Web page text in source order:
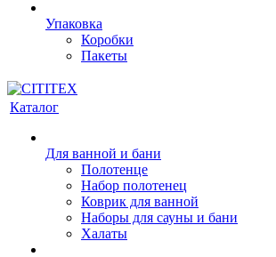
Упаковка
Коробки
Пакеты
Каталог
Для ванной и бани
Полотенце
Набор полотенец
Коврик для ванной
Наборы для сауны и бани
Халаты